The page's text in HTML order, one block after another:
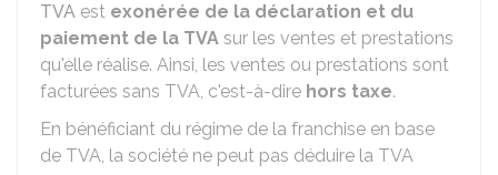
TVA est exonérée de la déclaration et du
paiement de la TVA sur les ventes et prestations
qu'elle réalise. Ainsi, les ventes ou prestations sont
facturées sans TVA, c'est-à-dire hors taxe.
En bénéficiant du régime de la franchise en base
de TVA, la société ne peut pas déduire la TVA